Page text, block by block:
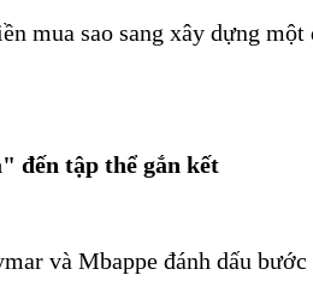
mua sao sang xây dựng một
đến tập thể gắn kết
và Mbappe đánh dấu